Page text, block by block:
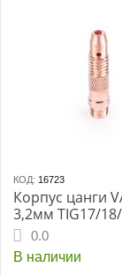
КОД: 16723
Корпус цанги
3,2мм TIG17/
(701.0197/
0.0
В наличии